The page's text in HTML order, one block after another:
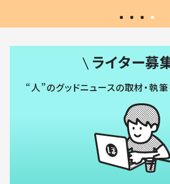
ライター募
“人”のグッドニュースの取材・執